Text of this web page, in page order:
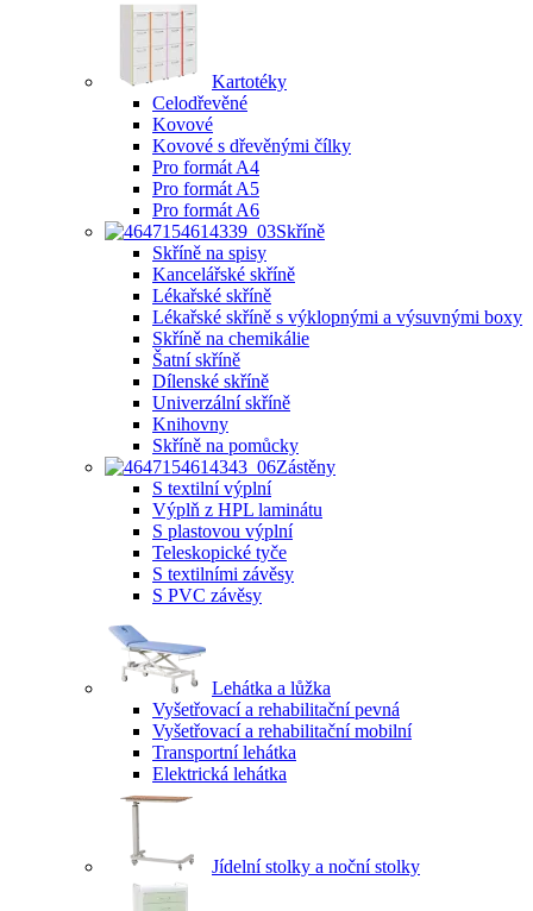
Kartotéky
Celodřevěné
Kovové
Kovové s dřevěnými čílky
Pro formát A4
Pro formát A5
Pro formát A6
Skříně
Skříně na spisy
Kancelářské skříně
Lékařské skříně
Lékařské skříně s výklopnými a výsuvnými boxy
Skříně na chemikálie
Šatní skříně
Dílenské skříně
Univerzální skříně
Knihovny
Skříně na pomůcky
Zástěny
S textilní výplní
Výplň z HPL laminátu
S plastovou výplní
Teleskopické tyče
S textilními závěsy
S PVC závěsy
Lehátka a lůžka
Vyšetřovací a rehabilitační pevná
Vyšetřovací a rehabilitační mobilní
Transportní lehátka
Elektrická lehátka
Jídelní stolky a noční stolky